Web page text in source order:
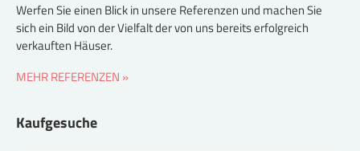
Werfen Sie einen Blick in unsere Referenzen und machen Sie
sich ein Bild von der Vielfalt der von uns bereits erfolgreich
verkauften Häuser.
MEHR REFERENZEN »
Kaufgesuche